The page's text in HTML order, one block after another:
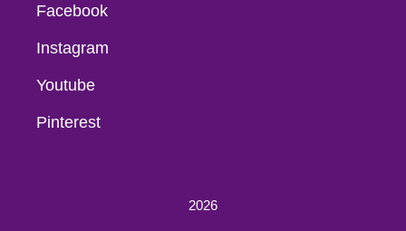
Facebook
Instagram
Youtube
Pinterest
2026